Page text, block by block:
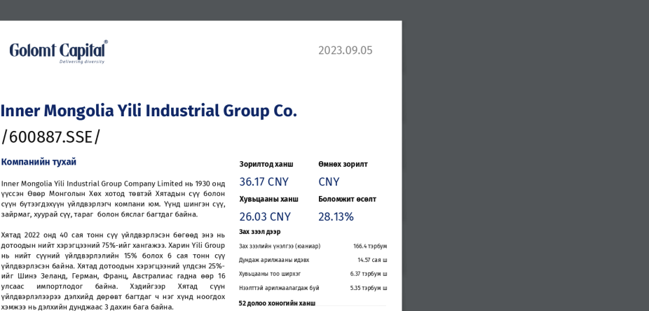
Компанийн тухай
Inner Mongolia Yili Industrial Group Company Limited нь 1930 онд
үүссэн Өвөр Монголын Хөх хотод төвтэй Хятадын сүү болон
сүүн бүтээгдэхүүн үйлдвэрлэгч компани юм Үүнд шингэн сүү
зайрмаг хуурай сүү, тараг болон бяслаг багтдаг байна
Хятад 2022 онд 40 сая тонн сүү үйлдвэрлэсэн бөгөөд энэ нь
дотоодын нийт хэрэгцээний 75%-ийг хангажээ. Харин Yili Group
нь
нийт сүүний үйлдвэрлэлийн 15% болох 6 сая тонн сүү
үйлдвэрлэсэн байна Хятад дотоодын хэрэгцээний үлдсэн 25%-
ийг
Шинэ Зеланд Герман Франц Австралиас гадна өөр 16
улсаас импортлодог байна Хэдийгээр Хятад
сүүн
үйлдвэрлэлээрээ дэлхийд дөрөвт багтдаг ч нэг хүнд ноогдох
хэмжээ нь дэлхийн дунджаас 3 дахин бага байна
2023.09.05
Inner Mongolia Yili Industrial Group Co.
Зах зээлдээр
Зах зээлийн үнэлгээ (юаниар) 166.4 тэрбум
Дундаж арилжааны идэвх 14 .57 сая ш
Хувьцааны тоо ширхэг 6.37 тэрбум ш
Нээлттэй арилжаалагдаж буй 5.35 тэрбум ш
Зорилтод ханш Өмнөх зорилт
36.17 CNY CNY
Хувьцааны ханш Боломжит өсөлт
26.03 CNY 28.13%
52 долоо хоногийн ханш
/600887.SSE/